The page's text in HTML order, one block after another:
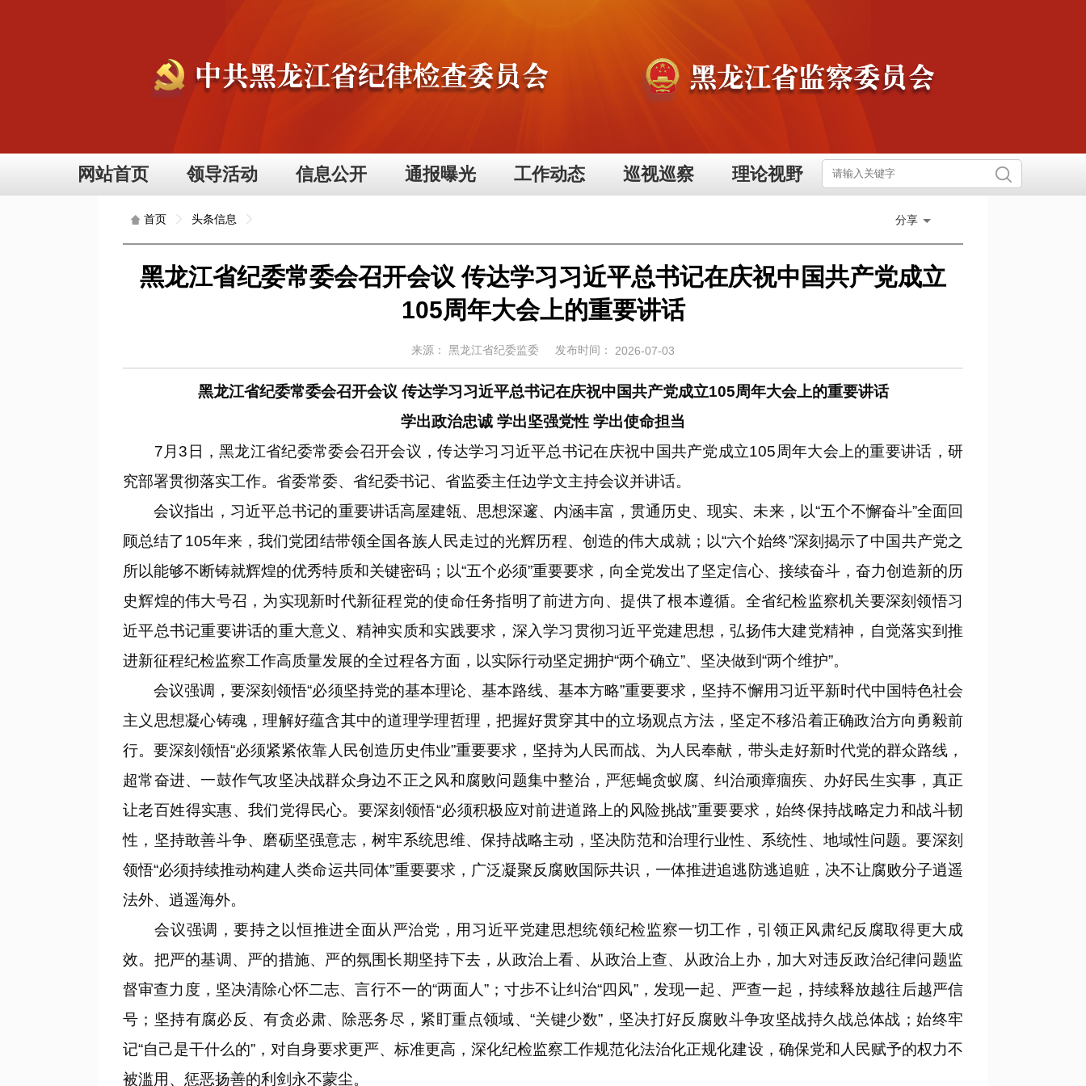
网站首页 领导活动 信息公开 通报曝光 工作动态 巡视巡察 理论视野
首页 头条信息 分享
黑龙江省纪委常委会召开会议 传达学习习近平总书记在庆祝中国共产党成立
105周年大会上的重要讲话
来源： 黑龙江省纪委监委 发布时间： 2026-07-03
黑龙江省纪委常委会召开会议 传达学习习近平总书记在庆祝中国共产党成立105周年大会上的重要讲话
学出政治忠诚 学出坚强党性 学出使命担当
7月3日，黑龙江省纪委常委会召开会议，传达学习习近平总书记在庆祝中国共产党成立105周年大会上的重要讲话，研
究部署贯彻落实工作。省委常委、省纪委书记、省监委主任边学文主持会议并讲话。
会议指出，习近平总书记的重要讲话高屋建瓴、思想深邃、内涵丰富，贯通历史、现实、未来，以“五个不懈奋斗”全面回
顾总结了105年来，我们党团结带领全国各族人民走过的光辉历程、创造的伟大成就；以“六个始终”深刻揭示了中国共产党之
所以能够不断铸就辉煌的优秀特质和关键密码；以“五个必须”重要要求，向全党发出了坚定信心、接续奋斗，奋力创造新的历
史辉煌的伟大号召，为实现新时代新征程党的使命任务指明了前进方向、提供了根本遵循。全省纪检监察机关要深刻领悟习
近平总书记重要讲话的重大意义、精神实质和实践要求，深入学习贯彻习近平党建思想，弘扬伟大建党精神，自觉落实到推
进新征程纪检监察工作高质量发展的全过程各方面，以实际行动坚定拥护“两个确立”、坚决做到“两个维护”。
会议强调，要深刻领悟“必须坚持党的基本理论、基本路线、基本方略”重要要求，坚持不懈用习近平新时代中国特色社会
主义思想凝心铸魂，理解好蕴含其中的道理学理哲理，把握好贯穿其中的立场观点方法，坚定不移沿着正确政治方向勇毅前
行。要深刻领悟“必须紧紧依靠人民创造历史伟业”重要要求，坚持为人民而战、为人民奉献，带头走好新时代党的群众路线，
超常奋进、一鼓作气攻坚决战群众身边不正之风和腐败问题集中整治，严惩蝇贪蚁腐、纠治顽瘴痼疾、办好民生实事，真正
让老百姓得实惠、我们党得民心。要深刻领悟“必须积极应对前进道路上的风险挑战”重要要求，始终保持战略定力和战斗韧
性，坚持敢善斗争、磨砺坚强意志，树牢系统思维、保持战略主动，坚决防范和治理行业性、系统性、地域性问题。要深刻
领悟“必须持续推动构建人类命运共同体”重要要求，广泛凝聚反腐败国际共识，一体推进追逃防逃追赃，决不让腐败分子逍遥
法外、逍遥海外。
会议强调，要持之以恒推进全面从严治党，用习近平党建思想统领纪检监察一切工作，引领正风肃纪反腐取得更大成
效。把严的基调、严的措施、严的氛围长期坚持下去，从政治上看、从政治上查、从政治上办，加大对违反政治纪律问题监
督审查力度，坚决清除心怀二志、言行不一的“两面人”；寸步不让纠治“四风”，发现一起、严查一起，持续释放越往后越严信
号；坚持有腐必反、有贪必肃、除恶务尽，紧盯重点领域、“关键少数”，坚决打好反腐败斗争攻坚战持久战总体战；始终牢
记“自己是干什么的”，对自身要求更严、标准更高，深化纪检监察工作规范化法治化正规化建设，确保党和人民赋予的权力不
被滥用、惩恶扬善的利剑永不蒙尘。